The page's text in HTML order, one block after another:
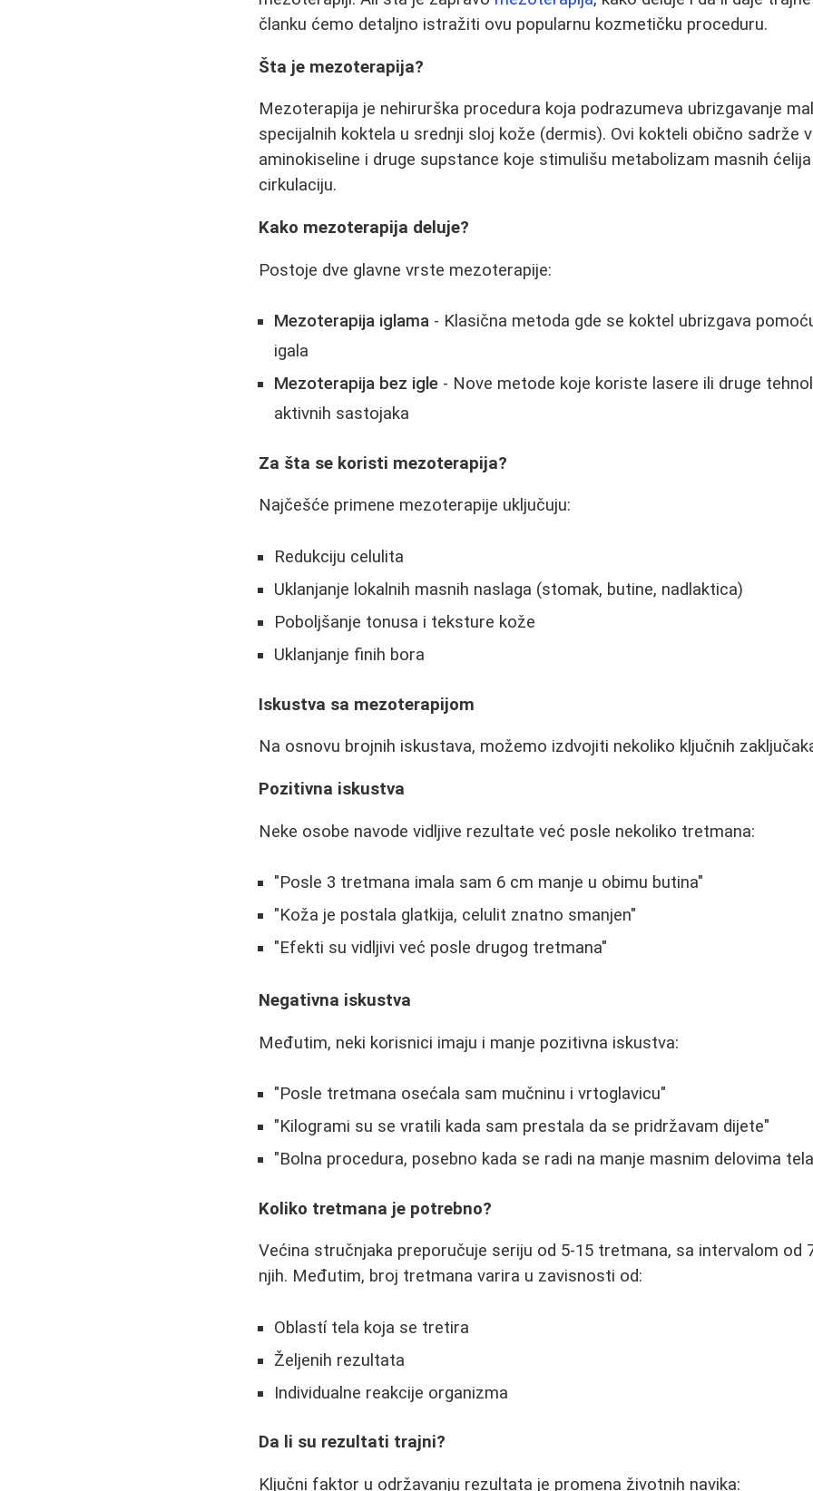
članku ćemo detaljno istražiti ovu popularnu kozmetičku proceduru.
Šta je mezoterapija?
Mezoterapija je nehirurška procedura koja podrazumeva ubrizgavanje
specijalnih koktela u srednji sloj kože (dermis). Ovi kokteli obično sadrže
aminokiseline i druge supstance koje stimulišu metabolizam masnih
cirkulaciju.
Kako mezoterapija deluje?
Postoje dve glavne vrste mezoterapije:
Mezoterapija iglama - Klasična metoda gde se koktel ubrizgava
igala
Mezoterapija bez igle - Nove metode koje koriste lasere ili druge
aktivnih sastojaka
Za šta se koristi mezoterapija?
Najčešće primene mezoterapije uključuju:
Redukciju celulita
Uklanjanje lokalnih masnih naslaga (stomak, butine, nadlaktica)
Poboljšanje tonusa i teksture kože
Uklanjanje finih bora
Iskustva sa mezoterapijom
Na osnovu brojnih iskustava, možemo izdvojiti nekoliko ključnih
Pozitivna iskustva
Neke osobe navode vidljive rezultate već posle nekoliko tretmana:
"Posle 3 tretmana imala sam 6 cm manje u obimu butina"
"Koža je postala glatkija, celulit znatno smanjen"
"Efekti su vidljivi već posle drugog tretmana"
Negativna iskustva
Međutim, neki korisnici imaju i manje pozitivna iskustva:
"Posle tretmana osećala sam mučninu i vrtoglavicu"
"Kilogrami su se vratili kada sam prestala da se pridržavam dijete"
"Bolna procedura, posebno kada se radi na manje masnim delovima
Koliko tretmana je potrebno?
Većina stručnjaka preporučuje seriju od 5-15 tretmana, sa intervalom od
njih. Međutim, broj tretmana varira u zavisnosti od:
Oblastí tela koja se tretira
Željenih rezultata
Individualne reakcije organizma
Da li su rezultati trajni?
Ključni faktor u održavanju rezultata je promena životnih navika: